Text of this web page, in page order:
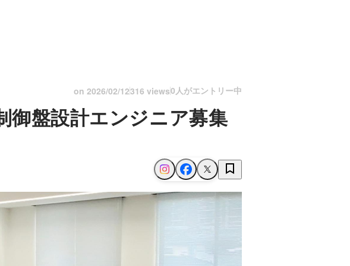
on 2026/02/12316 views0人がエントリー中
御盤設計エンジニア募集